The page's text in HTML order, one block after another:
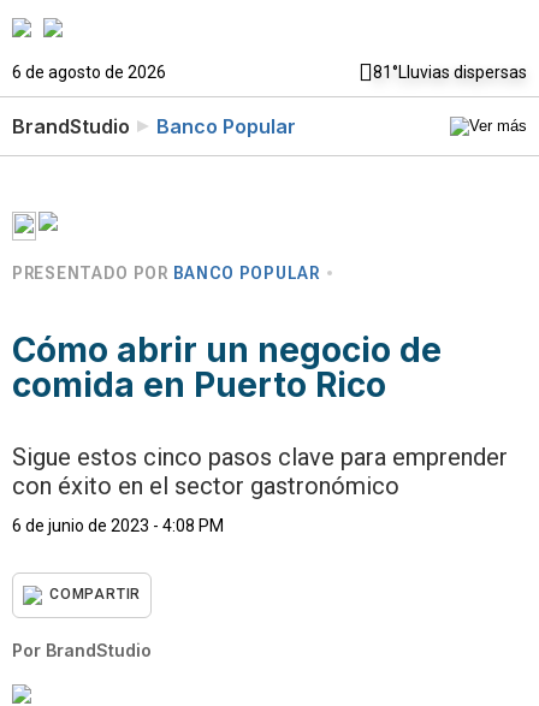
6 de agosto de 2026 81°Lluvias dispersas
BrandStudio Banco Popular
PRESENTADO POR BANCO POPULAR
Cómo abrir un negocio de
comida en Puerto Rico
Sigue estos cinco pasos clave para emprender
con éxito en el sector gastronómico
6 de junio de 2023 - 4:08 PM
COMPARTIR
Por BrandStudio